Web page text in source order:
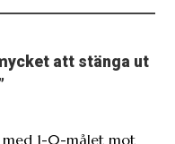
att stänga ut
med 1-0-målet mot